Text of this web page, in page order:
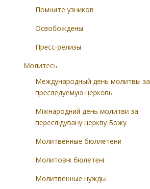
Помните узников
Освобождены
Пресс-релизы
Молитесь
Международный день молитвы за
преследуемую церковь
Міжнародний день молитви за
переслідувану церкву Божу
Молитвенные бюллетени
Молитовні бюлетені
Молитвенные нужды